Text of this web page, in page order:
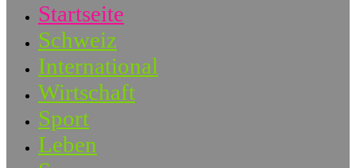
Startseite
Schweiz
International
Wirtschaft
Sport
Leben